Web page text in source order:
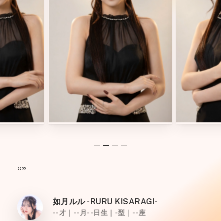
“”
如月ルル -RURU KISARAGI-
--才｜--月--日生｜-型｜--座